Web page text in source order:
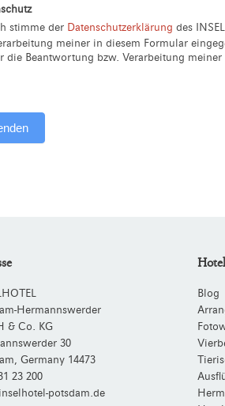
stimme der Datenschutzerklärung des
meiner in diesem Formular
die Beantwortung bzw. Verarbeitung meiner
Hermannswerder
& Co. KG
30
, Germany 14473
23 200
potsdam.de
Hotel
Blog